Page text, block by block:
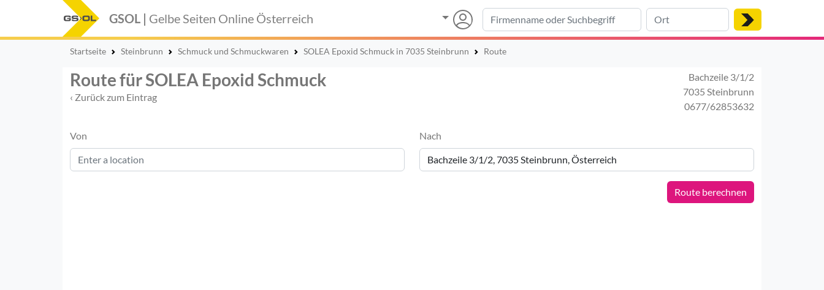
GSOL | Gelbe Seiten Online Österreich
Startseite Steinbrunn Schmuck und Schmuckwaren SOLEA Epoxid Schmuck in 7035 Steinbrunn Route
Route für SOLEA Epoxid Schmuck
‹ Zurück zum Eintrag
Bachzeile 3/1/2
7035 Steinbrunn
0677/62853632
Von Nach
Route berechnen